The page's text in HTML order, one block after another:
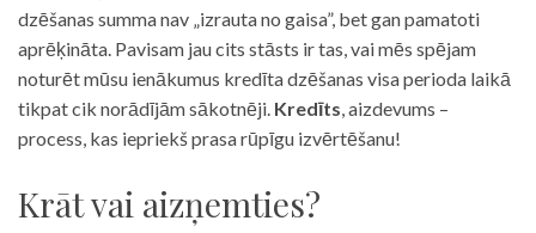
dzēšanas summa nav „izrauta no gaisa”, bet gan pamatoti
aprēķināta. Pavisam jau cits stāsts ir tas, vai mēs spējam
noturēt mūsu ienākumus kredīta dzēšanas visa perioda laikā
tikpat cik norādījām sākotnēji. Kredīts, aizdevums –
process, kas iepriekš prasa rūpīgu izvērtēšanu!
Krāt vai aizņemties?